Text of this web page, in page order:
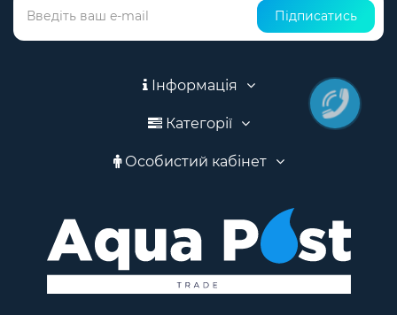
Підписатись
Інформація
Категорії
Особистий кабінет